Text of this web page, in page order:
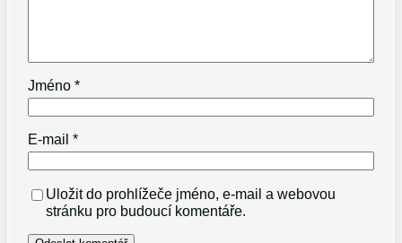
Jméno*
E-mail*
Uložit do prohlížeče jméno, e-mail a webovou
stránku pro budoucí komentáře.